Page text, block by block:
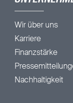
Wir über uns
Karriere
Finanzstärke
Nachhaltigkeit